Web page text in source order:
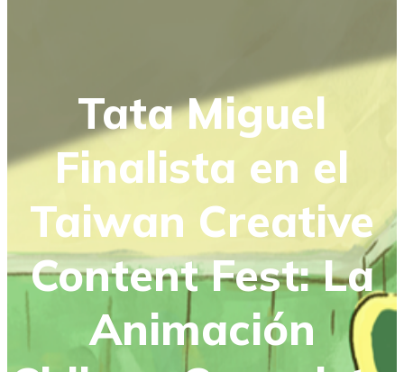
Tata Miguel
Finalista en el
Taiwan Creative
Content Fest: La
Animación